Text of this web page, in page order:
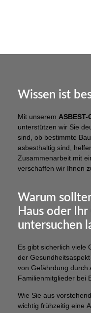
Wissen ist
Mit unserem ASBEST-
unterstützen wir Sie
sind, ob bestimmte
asbesthaltig sind,
Zusammenarbeit mit
verschaffen wir Ihnen
Warum
Haus oder
untersuchen
Es gibt sicherlich viele
der
von Gefährdung durch
Familienmitglieder bei
Wie Sie aus
wichtig frühzeitig eine